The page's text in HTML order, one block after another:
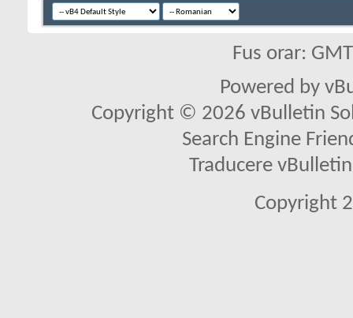
Fus orar:
Powered by
Copyright © 2026 vBulletin
Search Engine
Traducere
Copyright